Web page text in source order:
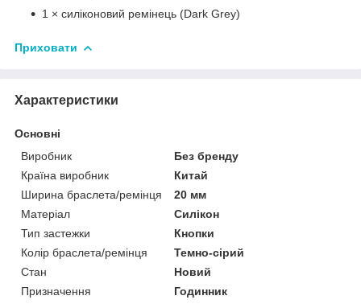
1 × силіконовий ремінець (Dark Grey)
Приховати
Характеристики
Основні
Виробник
Без бренду
Країна виробник
Китай
Ширина браслета/ремінця
20 мм
Матеріал
Силікон
Тип застежки
Кнопки
Колір браслета/ремінця
Темно-сірий
Стан
Новий
Призначення
Годинник